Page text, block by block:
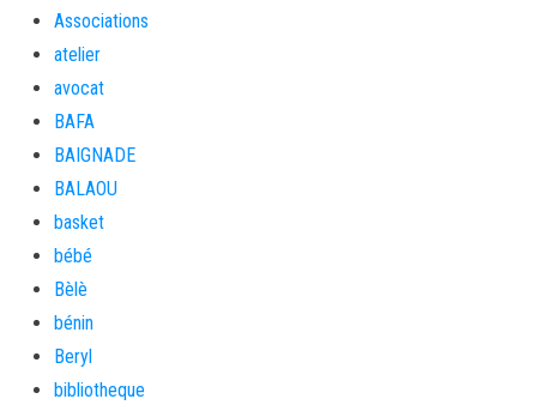
Associations
atelier
avocat
BAFA
BAIGNADE
BALAOU
basket
bébé
Bèlè
bénin
Beryl
bibliotheque